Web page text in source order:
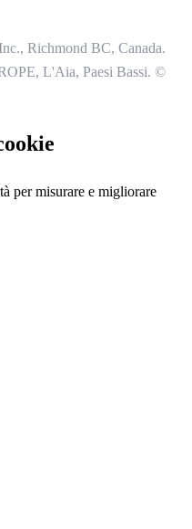
Richmond BC, Canada.
L'Aia, Paesi Bassi. ©
per misurare e migliorare